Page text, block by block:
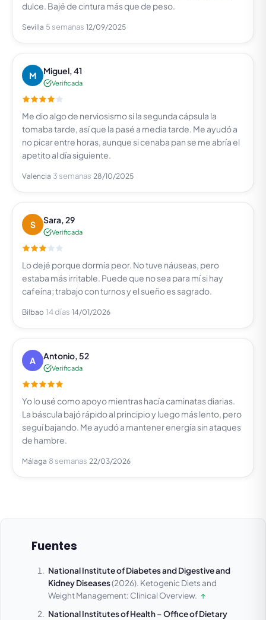
dulce. Bajé de cintura más que de peso.
Sevilla 5 semanas 12/09/2025
M Miguel, 41
Verificada
Me dio algo de nerviosismo si la segunda cápsula la
tomaba tarde, así que la pasé a media tarde. Me ayudó a
no picar entre horas, aunque si cenaba pan se me abría el
apetito al día siguiente.
Valencia 3 semanas 28/10/2025
S Sara, 29
Verificada
Lo dejé porque dormía peor. No tuve náuseas, pero
estaba más irritable. Puede que no sea para mí si hay
cafeína; trabajo con turnos y el sueño es sagrado.
Bilbao 14 días 14/01/2026
A Antonio, 52
Verificada
Yo lo usé como apoyo mientras hacía caminatas diarias.
La báscula bajó rápido al principio y luego más lento, pero
seguí bajando. Me ayudó a mantener energía sin ataques
de hambre.
Málaga 8 semanas 22/03/2026
Fuentes
National Institute of Diabetes and Digestive and
Kidney Diseases(2026). Ketogenic Diets and
Weight Management: Clinical Overview. ↑
National Institutes of Health – Office of Dietary